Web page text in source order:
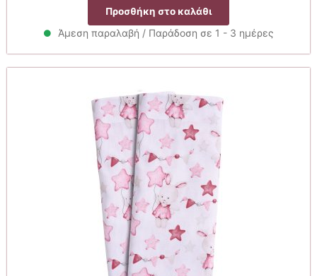
Προσθήκη στο καλάθι
Άμεση παραλαβή / Παράδοση σε 1 - 3 ημέρες